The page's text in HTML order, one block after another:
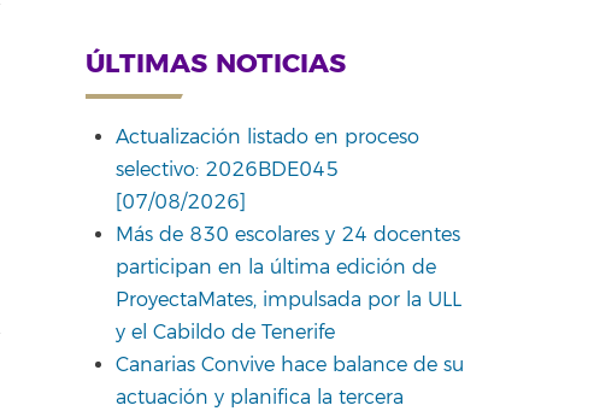
ÚLTIMAS NOTICIAS
Actualización listado en proceso
selectivo: 2026BDE045
[07/08/2026]
Más de 830 escolares y 24 docentes
participan en la última edición de
ProyectaMates, impulsada por la ULL
y el Cabildo de Tenerife
Canarias Convive hace balance de su
actuación y planifica la tercera